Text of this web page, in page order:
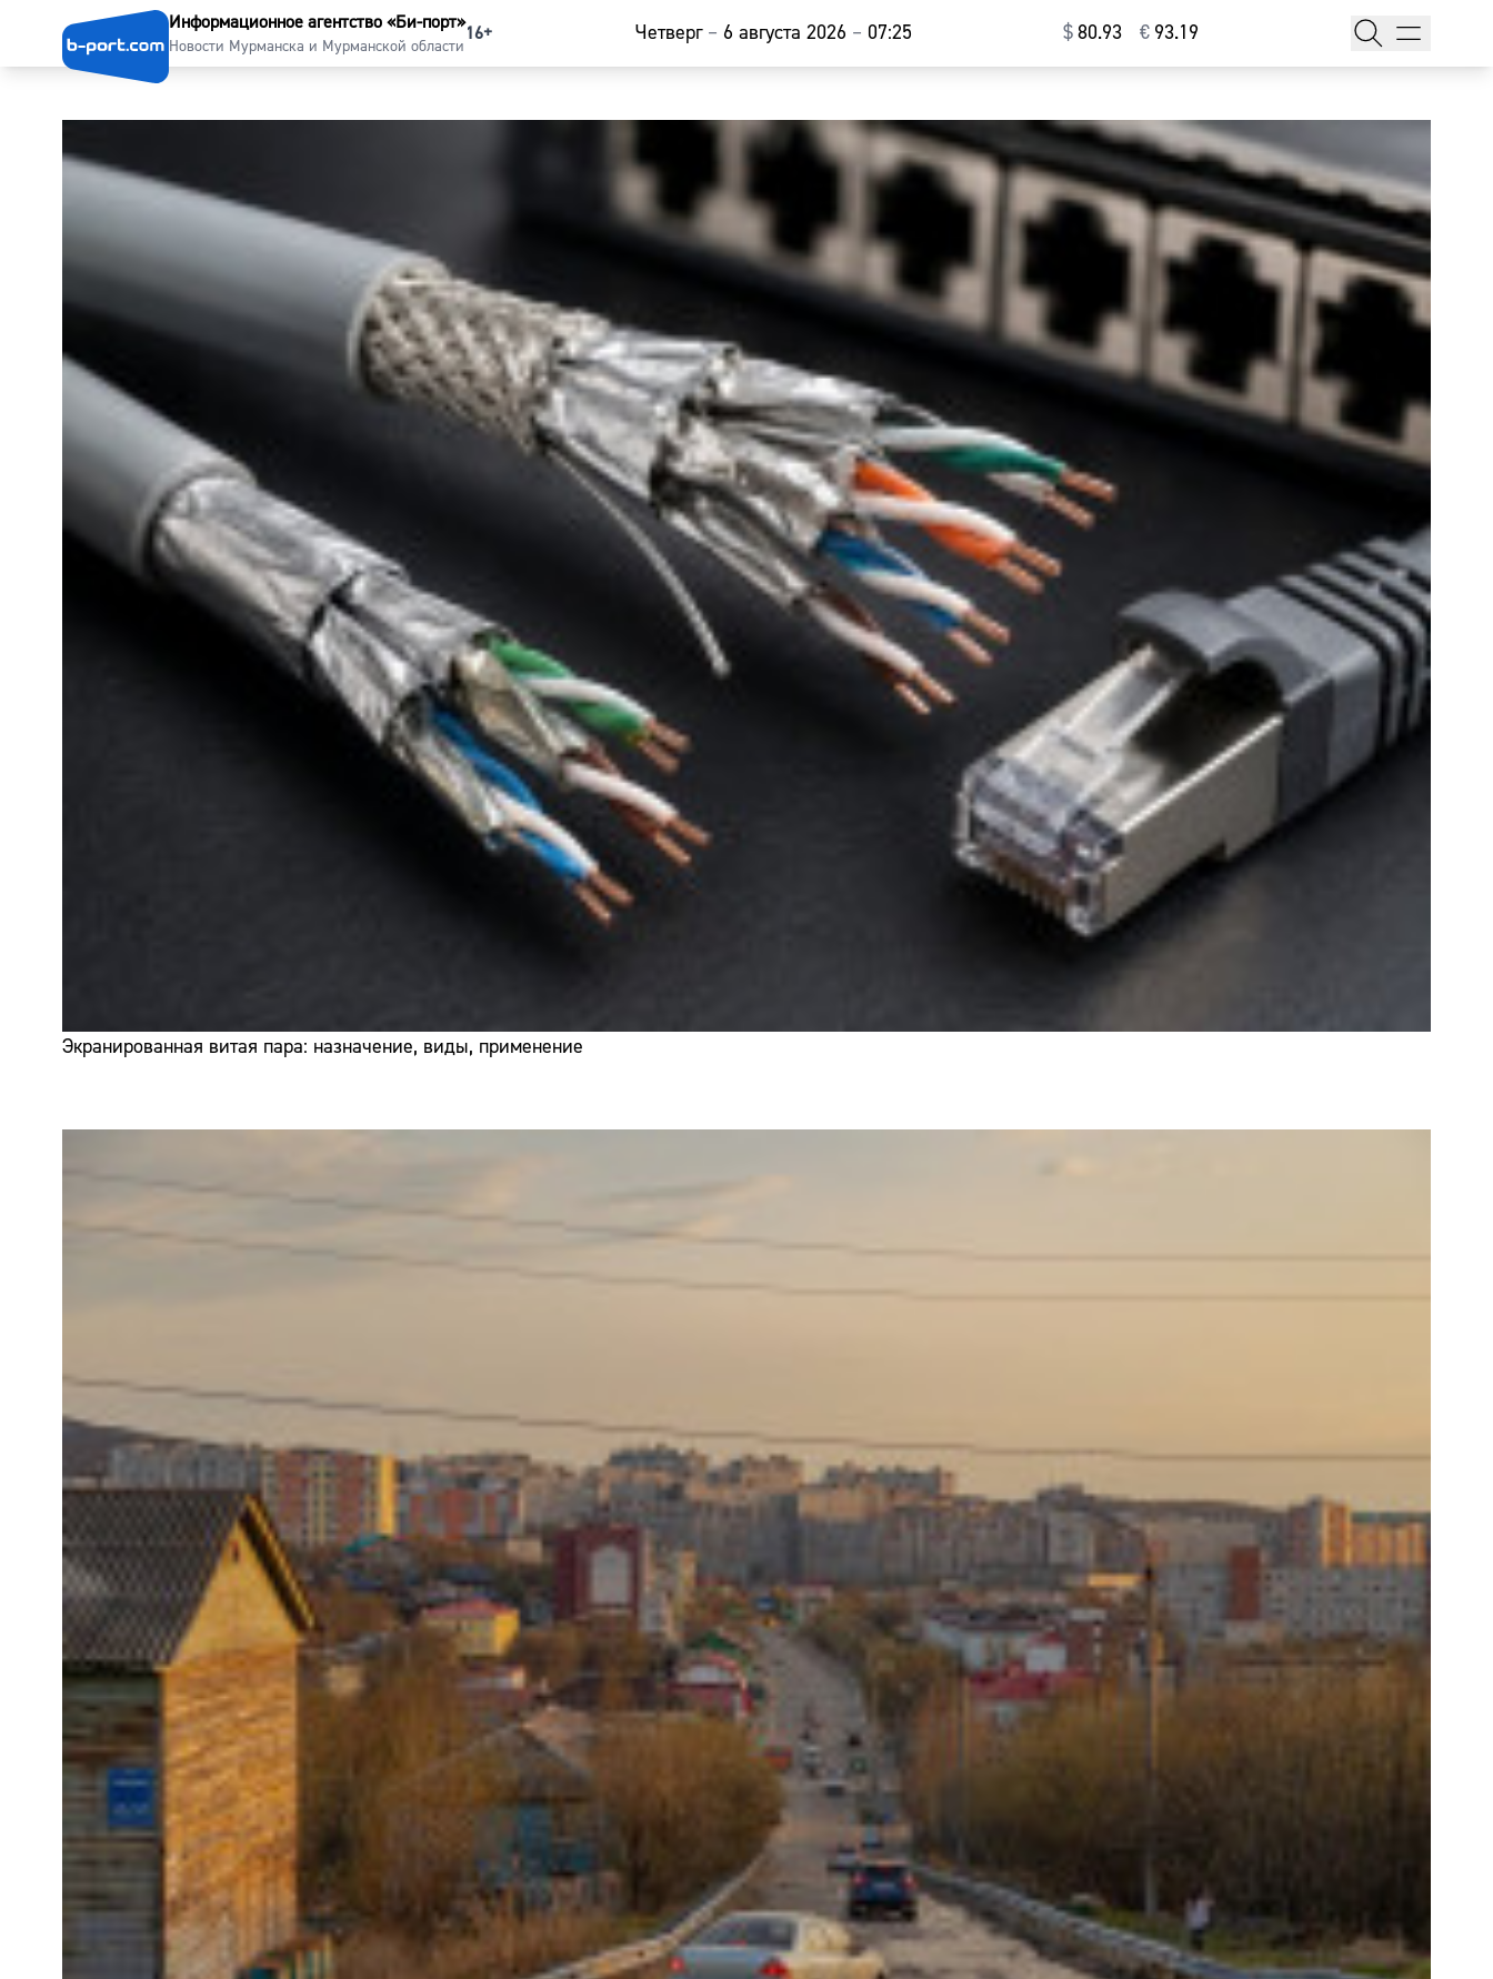
Информационное агентство «Би-порт»
Новости Мурманска и Мурманской области
16+ Четверг – 6 августа 2026 – 07:25 $⁠80.93 € ⁠93.19
Экранированная витая пара: назначение, виды, применение
Главная
Новости
Наши гости
Фоторепортажи
Погода
Курсы валют